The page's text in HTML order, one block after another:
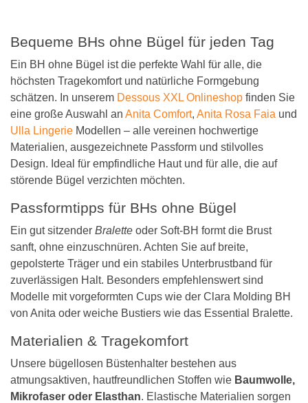
Bequeme BHs ohne Bügel für jeden Tag
Ein BH ohne Bügel ist die perfekte Wahl für alle, die
höchsten Tragekomfort und natürliche Formgebung
schätzen. In unserem Dessous XXL Onlineshop finden Sie
eine große Auswahl an Anita Comfort, Anita Rosa Faia und
Ulla Lingerie Modellen – alle vereinen hochwertige
Materialien, ausgezeichnete Passform und stilvolles
Design. Ideal für empfindliche Haut und für alle, die auf
störende Bügel verzichten möchten.
Passformtipps für BHs ohne Bügel
Ein gut sitzender Bralette oder Soft-BH formt die Brust
sanft, ohne einzuschnüren. Achten Sie auf breite,
gepolsterte Träger und ein stabiles Unterbrustband für
zuverlässigen Halt. Besonders empfehlenswert sind
Modelle mit vorgeformten Cups wie der Clara Molding BH
von Anita oder weiche Bustiers wie das Essential Bralette.
Materialien & Tragekomfort
Unsere bügellosen Büstenhalter bestehen aus
atmungsaktiven, hautfreundlichen Stoffen wie Baumwolle,
Mikrofaser oder Elasthan. Elastische Materialien sorgen